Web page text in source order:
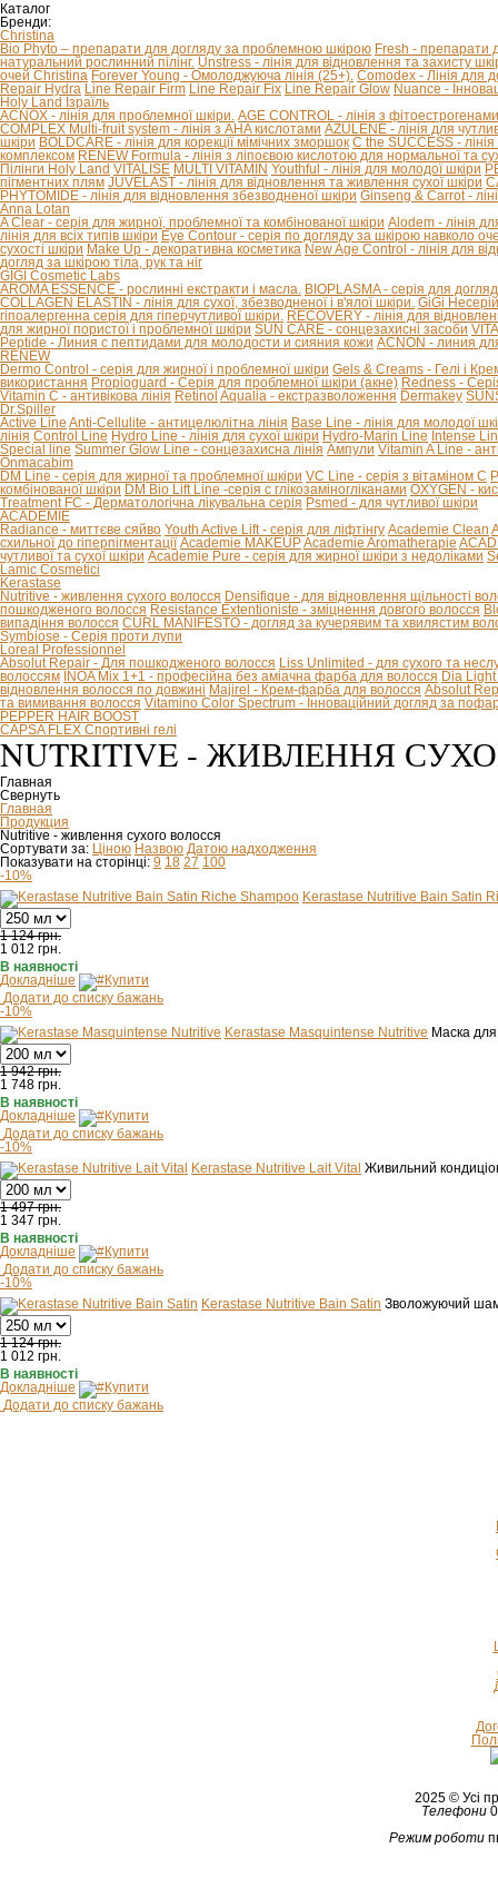
Каталог
Бренди:
Christina
Bio Phyto – препарати для догляду за проблемною шкірою Fresh - препарати
натуральний рослинний пілінг. Unstress - лінія для відновлення та захисту
очей Christina Forever Young - Омолоджуюча лінія (25+). Comodex - Лінія для
Repair Hydra Line Repair Firm Line Repair Fix Line Repair Glow Nuance -
Holy Land Ізраїль
ACNOX - лінія для проблемної шкіри. AGE CONTROL - лінія з
COMPLEX Multi-fruit system - лінія з AHA кислотами AZULENE - лінія для
шкіри BOLDCARE - лінія для корекції мімічних зморшок C the SUCCESS -
комплексом RENEW Formula - лінія з ліпоєвою кислотою для нормальної та
Пілінги Holy Land VITALISE MULTI VITAMIN Youthful - лінія для молодої шкіри
пігментних плям JUVELAST - лінія для відновлення та живлення сухої шкіри
PHYTOMIDE - лінія для відновлення збезводненої шкіри Ginseng & Carrot -
Anna Lotan
A Clear - серія для жирної, проблемної та комбінованої шкіри Alodem - лінія
лінія для всіх типів шкіри Eye Contour - серія по догляду за шкірою навколо
сухості шкіри Make Up - декоративна косметика New Age Control - лінія для
догляд за шкірою тіла, рук та ніг
GIGI Cosmetic Labs
AROMA ESSENCE - рослинні екстракти і масла. BIOPLASMA - серія для
COLLAGEN ELASTIN - лінія для сухої, збезводненої і в'ялої шкіри. GiGi
гіпоалергенна серія для гіперчутливої ​​шкіри. RECOVERY - лінія для
для жирної пористої і проблемної шкіри SUN CARE - сонцезахисні засоби
Peptide - Линия с пептидами для молодости и сияния кожи ACNON - линия
RENEW
Dermo Control - серія для жирної і проблемної шкіри Gels & Creams - Гелі і
використання Propioguard - Серія для проблемної шкіри (акне) Redness -
Vitamin C - антивікова лінія Retinol Aqualia - екстразволоження Dermakey
Dr.Spiller
Active Line Anti-Cellulite - антицелюлітна лінія Base Line - лінія для молодої
лінія Control Line Hydro Line - лінія для сухої шкіри Hydro-Marin Line Intense
Special line Summer Glow Line - сонцезахисна лінія Ампули Vitamin A Line -
Onmacabim
DM Line - серія для жирної та проблемної шкіри VC Line - серія з вітаміном С
комбінованої шкіри DM Bio Lift Line -cерія с глікозаміногліканами OXYGEN -
Treatment FC - Дерматологічна лікувальна серія Psmed - для чутливої шкіри
ACADEMIE
Radiance - миттєве сяйво Youth Active Lift - серія для ліфтінгу Academie Clean
схильної до гіперпігментації Academie MAKEUPAcademie Aromatherapie
чутливої та сухої шкіри Academie Pure - серія для жирної шкіри з недоліками
Lamic Cosmetici
Kerastase
Nutritive - живлення сухого волосся Densifique - для відновлення щільності
пошкодженого волосся Resistance Extentioniste - зміцнення довгого волосся
випадіння волосся CURL MANIFESTO - догляд за кучерявим та хвилястим
Symbiose - Серія проти лупи
Loreal Professionnel
Absolut Repair - Для пошкодженого волосся Liss Unlimited - для сухого та
волоссям INOA Mix 1+1 - професійна без аміачна фарба для волосся Dia Light
відновлення волосся по довжині Majirel - Крем-фарба для волосся Absolut
та вимивання волосся Vitamino Color Spectrum - Інноваційний догляд за
PEPPER HAIR BOOST
CAPSA FLEX Спортивні гелі
NUTRITIVE - ЖИВЛЕННЯ
Главная
Свернуть
Главная
Продукция
Nutritive - живлення сухого волосся
Сортувати за: Ціною Назвою Датою надходження
Показувати на сторінці: 9 18 27 100
-10%
Kerastase Nutritive Bain Satin
1 124 грн.
1 012 грн.
В наявності
Докладніше
Купити
Додати до списку бажань
-10%
Kerastase Masquintense Nutritive Маска
1 942 грн.
1 748 грн.
В наявності
Докладніше
Купити
Додати до списку бажань
-10%
Kerastase Nutritive Lait Vital Живильний
1 497 грн.
1 347 грн.
В наявності
Докладніше
Купити
Додати до списку бажань
-10%
Kerastase Nutritive Bain Satin Зволожуючий
1 124 грн.
1 012 грн.
В наявності
Докладніше
Купити
Додати до списку бажань
2025 © Усі
Телефони
Режим роботи